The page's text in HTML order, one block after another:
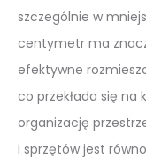
szczególnie w
centymetr ma
efektywne
co przekłada się
organizację
i sprzętów jest